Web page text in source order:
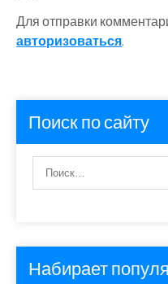
Для отправки
авторизоваться.
Поиск по сайту
Набирает